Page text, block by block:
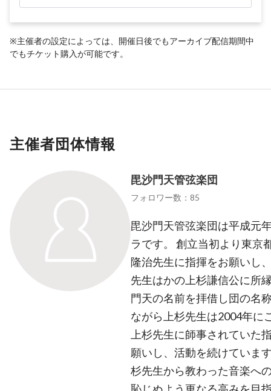
※主催者の設定によっては、開催日後でもアーカイブ配信期間中
でもチケット購入が可能です。
主催者団体情報
毘沙門天管弦楽団
フォロワー数：85
毘沙門天管弦楽団は平成元
ラです。 創立当初より東京
隆治先生に指揮をお願いし
先生はかの上杉謙信公に所
門天の名前を拝借し団の名
ながら上杉先生は2004年に
上杉先生に師事されていた
願いし、活動を続けていま
杉先生から教わった音楽へ